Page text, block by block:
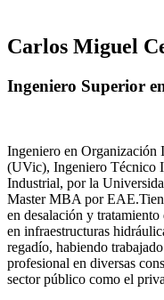
Carlos Miguel
Ingeniero Superior
Ingeniero en
(UVic), Ingeniero Técnico
Industrial, por la
Master MBA por
en desalación y
en infraestructuras
regadío, habiendo
profesional en diversas
sector público como el